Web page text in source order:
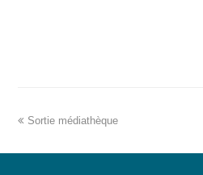
Sortie médiathèque